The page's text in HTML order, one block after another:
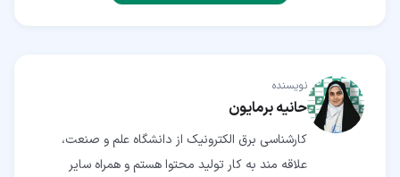
نویسنده
حانیه برمایون
کارشناسی برق الکترونیک از دانشگاه علم و صنعت،
علاقه مند به کار تولید محتوا هستم و همراه سایر